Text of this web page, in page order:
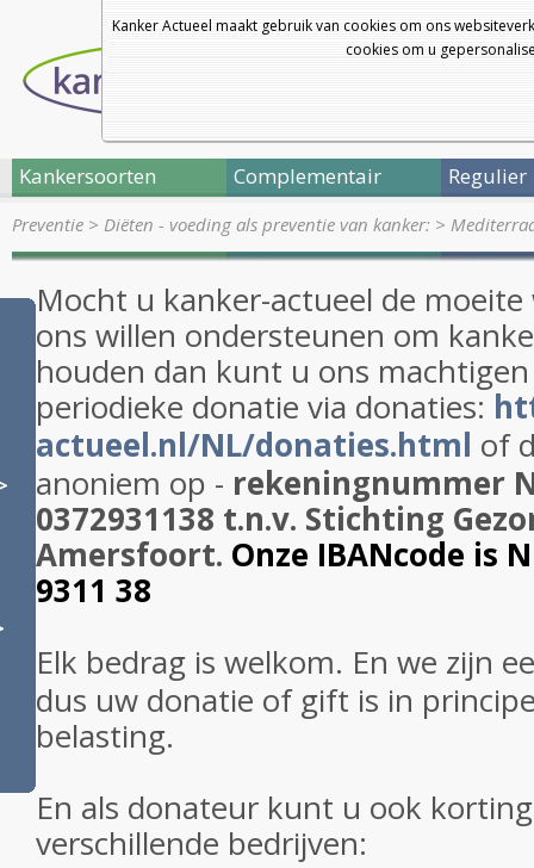
Kanker Actueel maakt gebruik van cookies om ons
cookies om u
Kankersoorten Complementair Regulier
Preventie > Diëten - voeding als preventie van kanker: >
Mocht u kanker-actueel de
ons willen ondersteunen om
houden dan kunt u ons
periodieke donatie via donaties:
actueel.nl/NL/donaties.html of
anoniem op - rekeningnummer
0372931138 t.n.v. Stichting
Amersfoort. Onze IBANcode is
9311 38
Elk bedrag is welkom. En we zijn
dus uw donatie of gift is in
belasting.
En als donateur kunt u ook
verschillende bedrijven: